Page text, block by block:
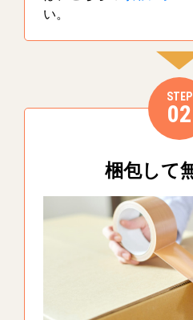
い。
STEP
02
梱包して